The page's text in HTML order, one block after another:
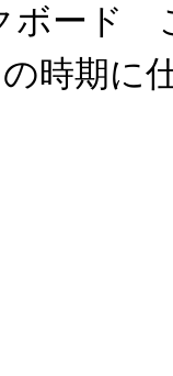
ード
時期に